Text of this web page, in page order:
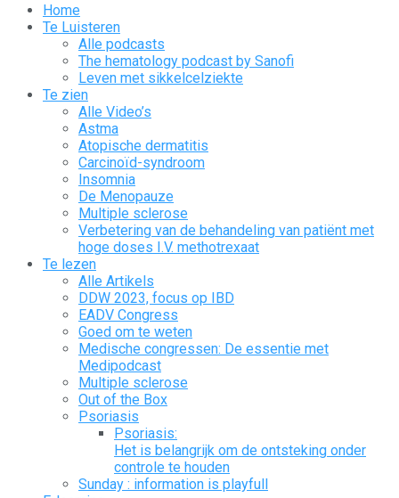
Home
Te Luisteren
Alle podcasts
The hematology podcast by Sanofi
Leven met sikkelcelziekte
Te zien
Alle Video’s
Astma
Atopische dermatitis
Carcinoïd-syndroom
Insomnia
De Menopauze
Multiple sclerose
Verbetering van de behandeling van patiënt met
hoge doses I.V. methotrexaat
Te lezen
Alle Artikels
DDW 2023, focus op IBD
EADV Congress
Goed om te weten
Medische congressen: De essentie met
Medipodcast
Multiple sclerose
Out of the Box
Psoriasis
Psoriasis:
Het is belangrijk om de ontsteking onder
controle te houden
Sunday : information is playfull